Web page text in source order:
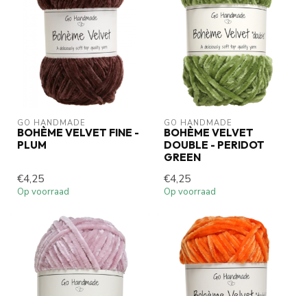
GO HANDMADE
BOHÈME VELVET FINE -
PLUM
€4,25
Op voorraad
GO HANDMADE
BOHÈME VELVET
DOUBLE - PERIDOT
GREEN
€4,25
Op voorraad